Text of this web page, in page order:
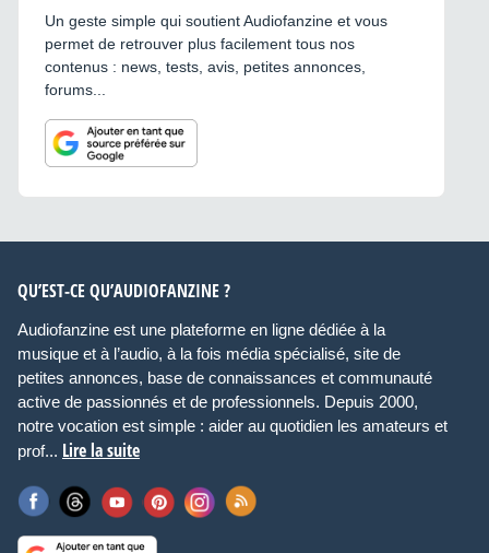
Un geste simple qui soutient Audiofanzine et vous
permet de retrouver plus facilement tous nos
contenus : news, tests, avis, petites annonces,
forums...
QU’EST-CE QU’AUDIOFANZINE ?
Audiofanzine est une plateforme en ligne dédiée à la
musique et à l’audio, à la fois média spécialisé, site de
petites annonces, base de connaissances et communauté
active de passionnés et de professionnels. Depuis 2000,
notre vocation est simple : aider au quotidien les amateurs et
prof... Lire la suite